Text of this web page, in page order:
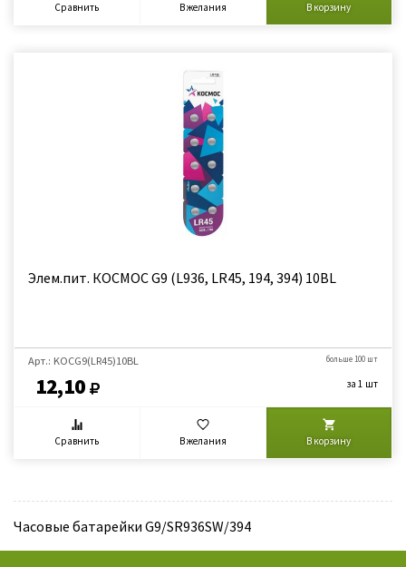
Сравнить В желания В корзину
Элем.пит. КОСМОС G9 (L936, LR45, 194, 394) 10BL
Арт.: KOCG9(LR45)10BL
12,10
больше 100 шт
за 1 шт
Сравнить В желания В корзину
Часовые батарейки G9/SR936SW/394